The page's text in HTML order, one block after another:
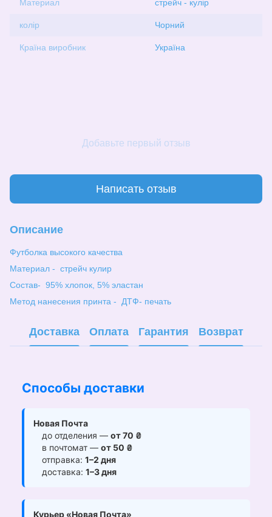
Материал стрейч - кулір
колір Чорний
Країна виробник Україна
Добавьте первый отзыв
Написать отзыв
Описание
Футболка высокого качества
Материал - стрейч кулир
Состав- 95% хлопок, 5% эластан
Метод нанесения принта - ДТФ- печать
Доставка Оплата Гарантия Возврат
Способы доставки
Новая Почта
до отделения — от 70 ₴
в почтомат — от 50 ₴
отправка: 1–2 дня
доставка: 1–3 дня
Курьер «Новая Почта»